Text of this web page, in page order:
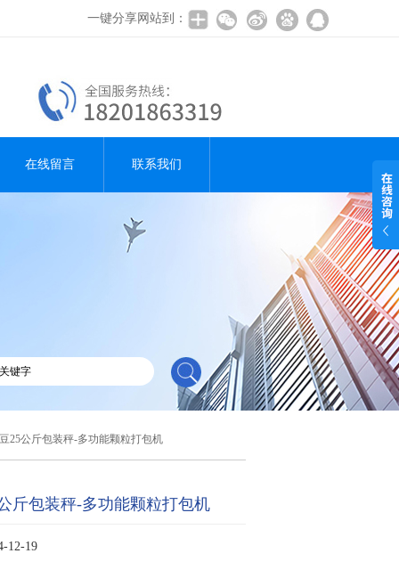
一键分享网站到：
在线留言 联系我们
25公斤包装秤-多功能颗粒打包机
斤包装秤-多功能颗粒打包机
12-19